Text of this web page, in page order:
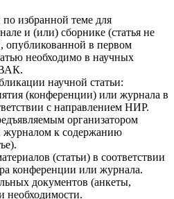
избранной теме для
и (или) сборнике (статья не
опубликованной в первом
необходимо в научных
научной статьи:
(конференции) или журнала в
с направлением НИР.
организатором
журналом к содержанию
(статьи) в соответствии
конференции или журнала.
документов (анкеты,
необходимости.